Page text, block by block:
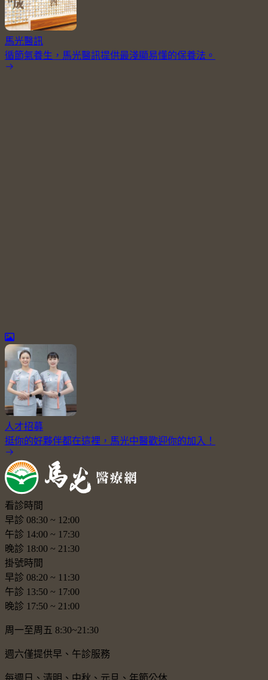
馬光醫訊
循節氣養生，馬光醫訊提供最淺顯易懂的保養法。
人才招募
挺你的好夥伴都在這裡，馬光中醫歡迎你的加入！
看診時間
早診 08:30 ~ 12:00
午診 14:00 ~ 17:30
晚診 18:00 ~ 21:30
掛號時間
早診 08:20 ~ 11:30
午診 13:50 ~ 17:00
晚診 17:50 ~ 21:00
周一至周五 8:30~21:30
週六僅提供早、午診服務
每週日、清明、中秋、元旦、年節公休